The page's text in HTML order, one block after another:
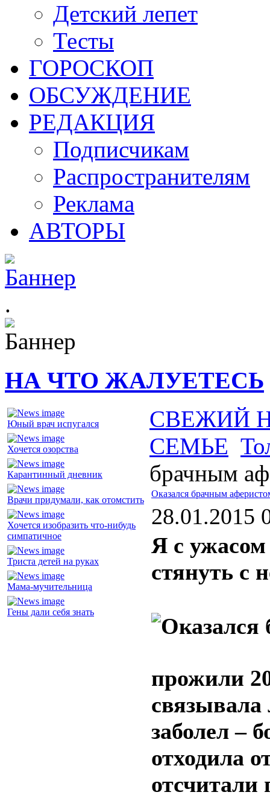
Детский лепет
Тесты
ГОРОСКОП
ОБСУЖДЕНИЕ
РЕДАКЦИЯ
Подписчикам
Распространителям
Реклама
АВТОРЫ
.
НА ЧТО ЖАЛУЕТЕСЬ
Юный врач испугался
Хочется озорства
Карантинный дневник
Врачи придумали, как отомстить
Хочется изобразить что-нибудь
симпатичное
Триста детей на руках
Мама-мучительница
Гены дали себя знать
СВЕЖИЙ
СЕМЬЕ
брачным
Оказался брачным
28.01.2015
Я с ужасом
стянуть с
прожили
заболел –
отходила
отсчитали